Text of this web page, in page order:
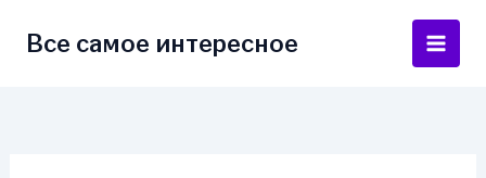
Все самое интересное
Main